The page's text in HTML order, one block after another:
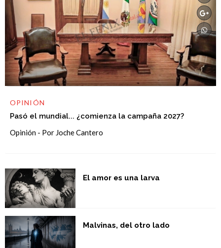
OPINIÓN
Pasó el mundial... ¿comienza la campaña 2027?
Opinión - Por Joche Cantero
El amor es una larva
Malvinas, del otro lado